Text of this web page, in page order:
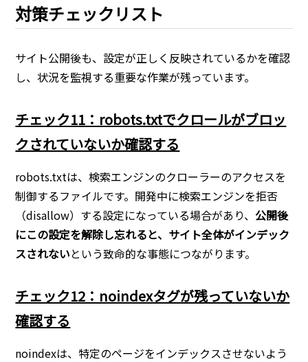
対策チェックリスト
サイト公開後も、設定が正しく反映されているかを確認
し、状況を監視する重要な作業が残っています。
チェック11：robots.txtでクロールがブロッ
クされていないか確認する
robots.txtは、検索エンジンのクローラーのアクセスを
制御するファイルです。開発中に検索エンジンを拒否
（disallow）する設定になっている場合があり、公開後
にこの設定を解除し忘れると、サイト全体がインデック
スされないという致命的な事態につながります。
チェック12：noindexタグが残っていないか
確認する
noindexは、特定のページをインデックスさせないよう